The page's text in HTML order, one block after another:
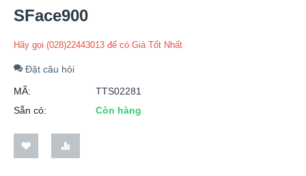
SFace900
Hãy gọi (028)22443013 để có Giá Tốt Nhất
Đặt câu hỏi
MÃ:
TTS02281
Sẵn có:
Còn hàng